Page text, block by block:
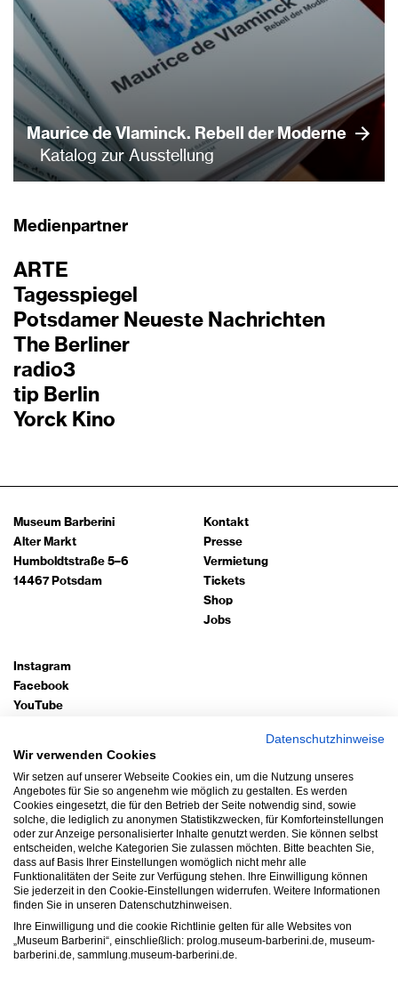
Maurice de Vlaminck. Rebell der Moderne
Katalog zur Ausstellung
Medienpartner
ARTE
Tagesspiegel
Potsdamer Neueste Nachrichten
The Berliner
radio3
tip Berlin
Yorck Kino
Museum Barberini
Alter Markt
Humboldtstraße 5–6
14467 Potsdam
Kontakt
Presse
Vermietung
Tickets
Shop
Jobs
Instagram
Facebook
YouTube
Bleiben Sie auf dem Laufenden!
Newsletter abonnieren
Impressum
Datenschutz
AGB
Hausordnung
Barrierefreiheit
Datenschutzhinweise
Wir verwenden Cookies
Wir setzen auf unserer Webseite Cookies ein, um die Nutzung unseres
Angebotes für Sie so angenehm wie möglich zu gestalten. Es werden
Cookies eingesetzt, die für den Betrieb der Seite notwendig sind, sowie
solche, die lediglich zu anonymen Statistikzwecken, für Komforteinstellungen
oder zur Anzeige personalisierter Inhalte genutzt werden. Sie können selbst
entscheiden, welche Kategorien Sie zulassen möchten. Bitte beachten Sie,
dass auf Basis Ihrer Einstellungen womöglich nicht mehr alle
Funktionalitäten der Seite zur Verfügung stehen. Ihre Einwilligung können
Sie jederzeit in den Cookie-Einstellungen widerrufen. Weitere Informationen
finden Sie in unseren Datenschutzhinweisen.
Ihre Einwilligung und die cookie Richtlinie gelten für alle Websites von
„Museum Barberini“, einschließlich: prolog.museum-barberini.de, museum-
barberini.de, sammlung.museum-barberini.de.